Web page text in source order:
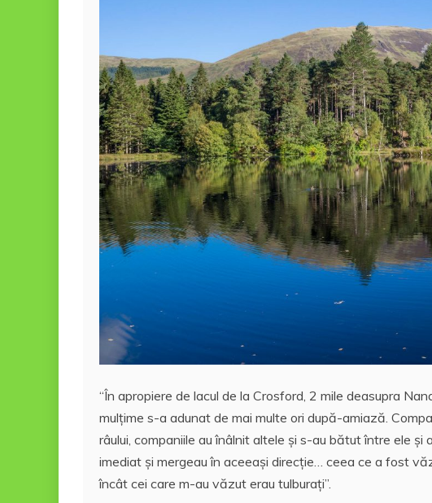
“În apropiere de lacul de la Crosford, 2 mile deasupra
mulţime s-a adunat de mai multe ori după-amiază.
râului, companiile au înâlnit altele şi s-au bătut între ele
imediat şi mergeau în aceeaşi direcţie… ceea ce a fost
încât cei care m-au văzut erau tulburaţi”.